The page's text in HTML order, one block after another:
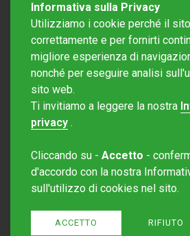
Editore
Sito creato da
Informativa sulla Privacy
Utilizziamo i cookie perché il
correttamente e per fornirti
migliore esperienza di
nonché per eseguire analisi
sito web.
Ti invitiamo a leggere la nostra
privacy .
Cliccando su - Accetto -
d'accordo con la nostra
sull'utilizzo di cookies nel sito.
ACCETTO RIFIUTO